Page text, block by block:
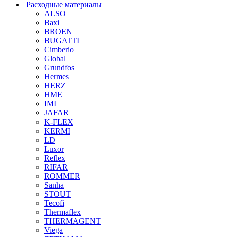
Расходные материалы
ALSO
Baxi
BROEN
BUGATTI
Cimberio
Global
Grundfos
Hermes
HERZ
HME
IMI
JAFAR
K-FLEX
KERMI
LD
Luxor
Reflex
RIFAR
ROMMER
Sanha
STOUT
Tecofi
Thermaflex
THERMAGENT
Viega